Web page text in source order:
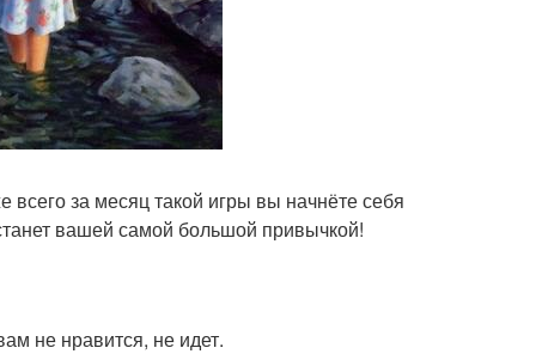
всего за месяц такой игры вы начнёте себя
вашей самой большой привычкой!
не нравится, не идет.